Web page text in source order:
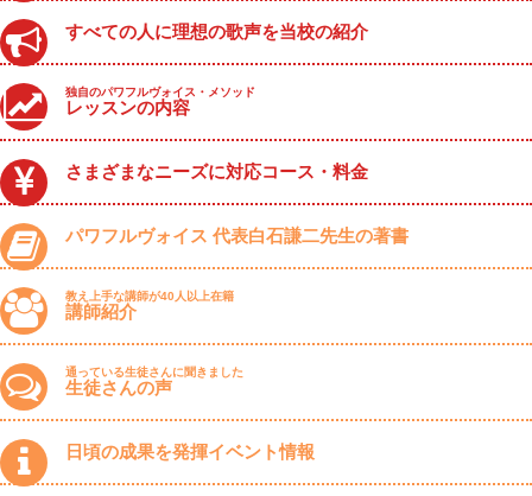
すべての人に理想の歌声を当校の紹介
独自のパワフルヴォイス・メソッド
レッスンの内容
さまざまなニーズに対応コース・料金
パワフルヴォイス 代表白石謙二先生の著書
教え上手な講師が40人以上在籍
講師紹介
通っている生徒さんに聞きました
生徒さんの声
日頃の成果を発揮イベント情報